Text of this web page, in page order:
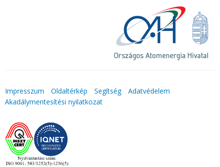
Impresszum Oldaltérkép Segítség
Adatvédelem
Akadálymentesítési nyilatkozat